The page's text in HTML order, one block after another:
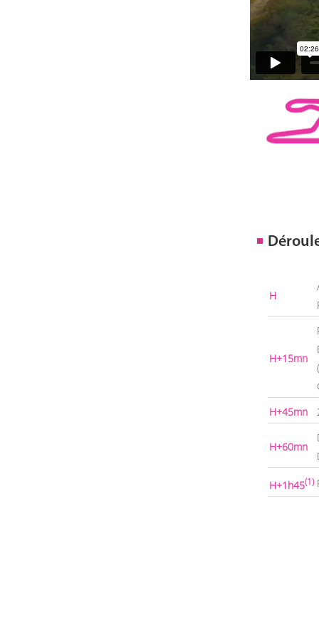
H
H+15mn
H+45mn
H+60mn
H+1h45(1)